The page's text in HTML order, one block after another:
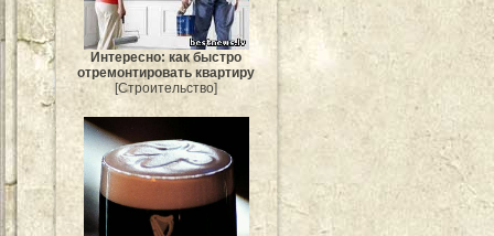
Интересно: как быстро
отремонтировать квартиру
[Строительство]